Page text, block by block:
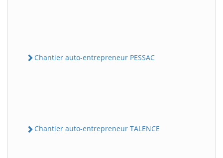
Chantier auto-entrepreneur PESSAC
Chantier auto-entrepreneur TALENCE